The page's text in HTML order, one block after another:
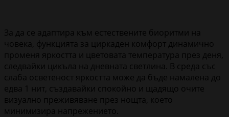
За да се адаптира към естествените биоритми на
човека, функцията за циркаден комфорт динамично
променя яркостта и цветовата температура през деня,
следвайки цикъла на дневната светлина. В среда със
слаба осветеност яркостта може да бъде намалена до
едва 1 нит, създавайки спокойно и щадящо очите
визуално преживяване през нощта, което
минимизира напрежението.